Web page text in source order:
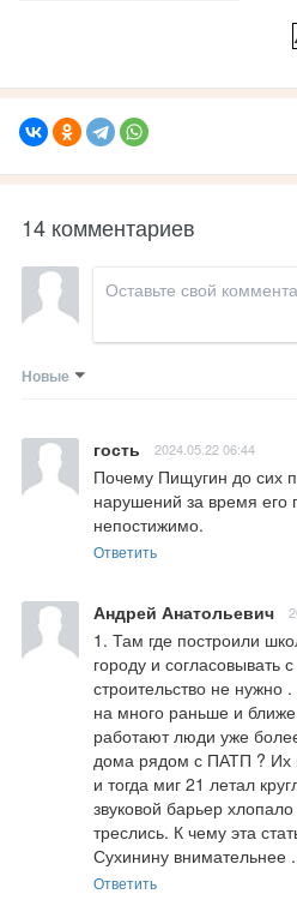
14 комментариев
Новые
гость 2024.05.22 06:44
Почему Пищугин до сих
нарушений за время его
непостижимо.
Ответить
Андрей Анатольевич
1. Там где построили
городу и согласовывать
строительство не нужно
на много раньше и
работают люди уже
дома рядом с ПАТП ?
и тогда миг 21 летал
звуковой барьер
треслись. К чему эта
Сухинину внимательнее .
Ответить